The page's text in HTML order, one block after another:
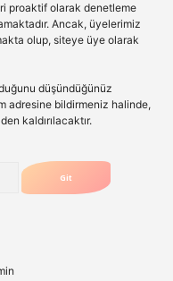
proaktif olarak denetleme
Ancak, üyelerimiz
olup, siteye üye olarak
düşündüğünüz
adresine bildirmeniz halinde,
kaldırılacaktır.